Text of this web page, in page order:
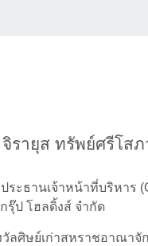
รายุส ทรัพย์ศรีโสภ
ระธานเจ้าหน้าที่บริหาร
รุ๊ป โฮลดิ้งส์ จำกัด
วัลศิษย์เก่าสหราชอาณาจั